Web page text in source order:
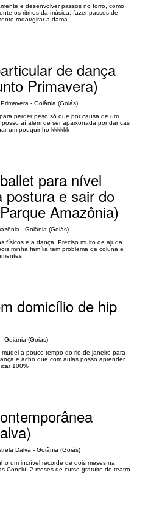
e desenvolver passos no forró, como
os ritmos da música, fazer passos de
rodar/girar a dama.
de dança
Primavera)
- Goiânia (Goiás)
perder peso só que por causa de um
aí além de ser apaixonada por danças
um pouquinho kkkkkk
para nível
postura e sair do
Amazônia)
- Goiânia (Goiás)
físicos e a dança. Preciso muito de ajuda
minha família tem problema de coluna e
domicílio de hip
Goiânia (Goiás)
a pouco tempo do rio de janeiro para
e acho que com aulas posso aprender
100%
Dalva - Goiânia (Goiás)
um incrível recorde de dois meses na
Concluí 2 meses de curso gratuito de teatro.